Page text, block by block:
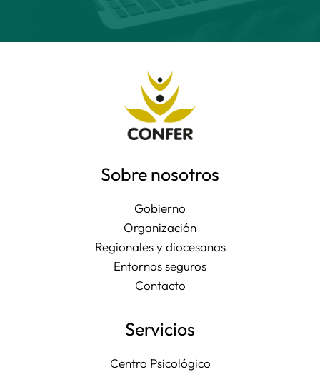
Sobre nosotros
Gobierno
Organización
Regionales y diocesanas
Entornos seguros
Contacto
Servicios
Centro Psicológico